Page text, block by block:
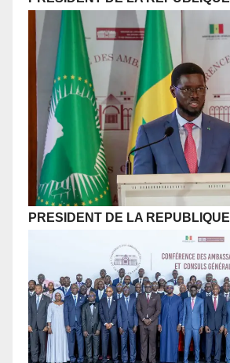
PRESIDENT DE LA REPUBLIQUE